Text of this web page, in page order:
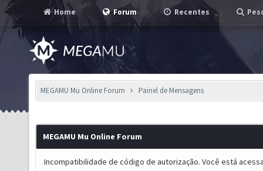
Home Forum Recentes
MEGAMU Mu Online Forum Painel de Mensagens
MEGAMU Mu Online Forum
Incompatibilidade de código de autorização. Você está